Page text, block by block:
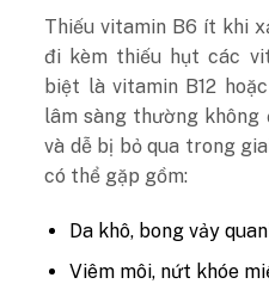
Thiếu vitamin B6 ít khi
đi kèm thiếu hụt các
biệt là vitamin B12
lâm sàng thường
và dễ bị bỏ qua trong
có thể gặp gồm:
Da khô, bong vảy
Viêm môi, nứt khóe